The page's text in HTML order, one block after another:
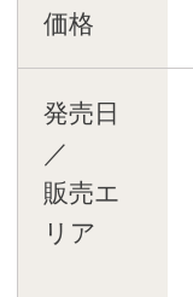
価格
発売日
／
販売エ
リア